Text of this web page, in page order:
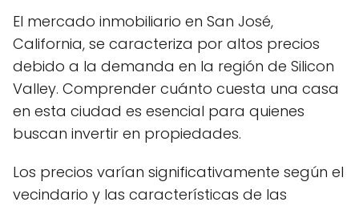
El mercado inmobiliario en San José,
California, se caracteriza por altos precios
debido a la demanda en la región de Silicon
Valley. Comprender cuánto cuesta una casa
en esta ciudad es esencial para quienes
buscan invertir en propiedades.
Los precios varían significativamente según el
vecindario y las características de las